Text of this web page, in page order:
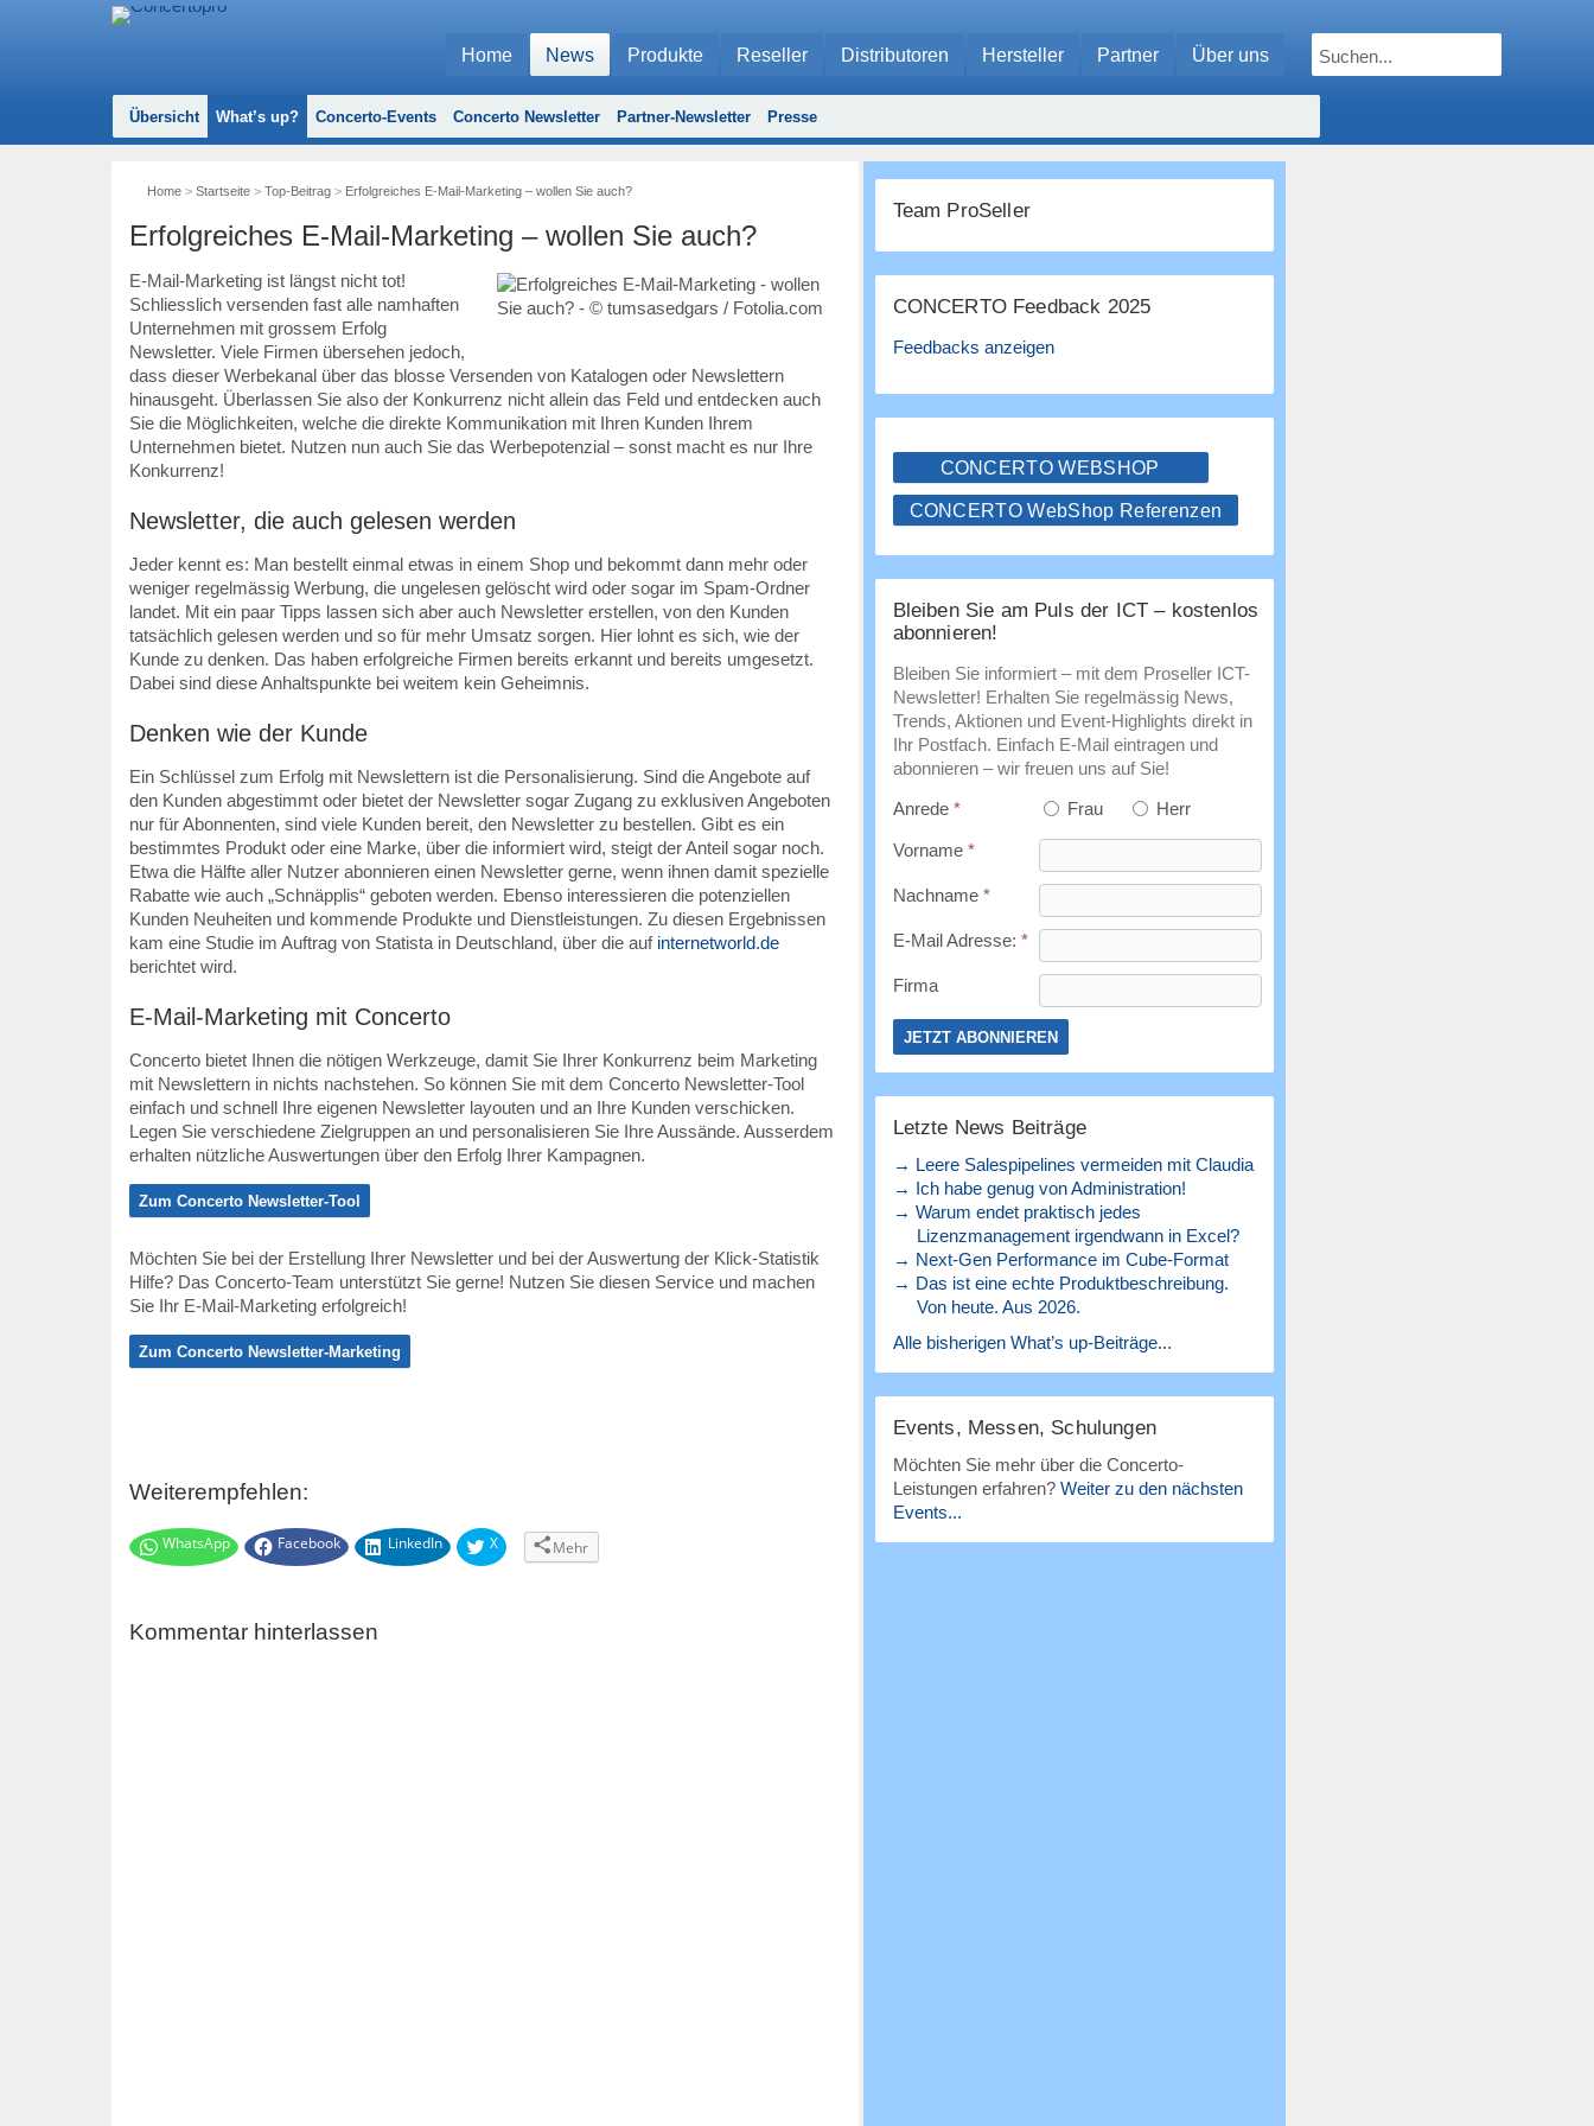
Home News Produkte Reseller Distributoren Hersteller Partner Über uns
Übersicht What’s up? Concerto-Events Concerto Newsletter Partner-Newsletter Presse
Home> Startseite> Top-Beitrag> Erfolgreiches E-Mail-Marketing – wollen Sie auch?
Erfolgreiches E-Mail-Marketing – wollen Sie auch?
E-Mail-Marketing ist längst nicht tot!
Schliesslich versenden fast alle namhaften
Unternehmen mit grossem Erfolg
Newsletter. Viele Firmen übersehen jedoch,
dass dieser Werbekanal über das blosse Versenden von Katalogen oder Newslettern
hinausgeht. Überlassen Sie also der Konkurrenz nicht allein das Feld und entdecken auch
Sie die Möglichkeiten, welche die direkte Kommunikation mit Ihren Kunden Ihrem
Unternehmen bietet. Nutzen nun auch Sie das Werbepotenzial – sonst macht es nur Ihre
Konkurrenz!
Newsletter, die auch gelesen werden
Jeder kennt es: Man bestellt einmal etwas in einem Shop und bekommt dann mehr oder
weniger regelmässig Werbung, die ungelesen gelöscht wird oder sogar im Spam-Ordner
landet. Mit ein paar Tipps lassen sich aber auch Newsletter erstellen, von den Kunden
tatsächlich gelesen werden und so für mehr Umsatz sorgen. Hier lohnt es sich, wie der
Kunde zu denken. Das haben erfolgreiche Firmen bereits erkannt und bereits umgesetzt.
Dabei sind diese Anhaltspunkte bei weitem kein Geheimnis.
Denken wie der Kunde
Ein Schlüssel zum Erfolg mit Newslettern ist die Personalisierung. Sind die Angebote auf
den Kunden abgestimmt oder bietet der Newsletter sogar Zugang zu exklusiven Angeboten
nur für Abonnenten, sind viele Kunden bereit, den Newsletter zu bestellen. Gibt es ein
bestimmtes Produkt oder eine Marke, über die informiert wird, steigt der Anteil sogar noch.
Etwa die Hälfte aller Nutzer abonnieren einen Newsletter gerne, wenn ihnen damit spezielle
Rabatte wie auch „Schnäpplis“ geboten werden. Ebenso interessieren die potenziellen
Kunden Neuheiten und kommende Produkte und Dienstleistungen. Zu diesen Ergebnissen
kam eine Studie im Auftrag von Statista in Deutschland, über die auf internetworld.de
berichtet wird.
E-Mail-Marketing mit Concerto
Concerto bietet Ihnen die nötigen Werkzeuge, damit Sie Ihrer Konkurrenz beim Marketing
mit Newslettern in nichts nachstehen. So können Sie mit dem Concerto Newsletter-Tool
einfach und schnell Ihre eigenen Newsletter layouten und an Ihre Kunden verschicken.
Legen Sie verschiedene Zielgruppen an und personalisieren Sie Ihre Aussände. Ausserdem
erhalten nützliche Auswertungen über den Erfolg Ihrer Kampagnen.
Zum Concerto Newsletter-Tool
Möchten Sie bei der Erstellung Ihrer Newsletter und bei der Auswertung der Klick-Statistik
Hilfe? Das Concerto-Team unterstützt Sie gerne! Nutzen Sie diesen Service und machen
Sie Ihr E-Mail-Marketing erfolgreich!
Zum Concerto Newsletter-Marketing
Weiterempfehlen:
WhatsApp Facebook LinkedIn X Mehr
Kommentar hinterlassen
Team ProSeller
CONCERTO Feedback 2025
Feedbacks anzeigen
CONCERTO WEBSHOP
CONCERTO WebShop Referenzen
Bleiben Sie am Puls der ICT – kostenlos
abonnieren!
Bleiben Sie informiert – mit dem Proseller ICT-
Newsletter! Erhalten Sie regelmässig News,
Trends, Aktionen und Event-Highlights direkt in
Ihr Postfach. Einfach E-Mail eintragen und
abonnieren – wir freuen uns auf Sie!
Anrede * Frau Herr
Vorname *
Nachname *
E-Mail Adresse: *
Firma
Letzte News Beiträge
→ Leere Salespipelines vermeiden mit Claudia
→ Ich habe genug von Administration!
→ Warum endet praktisch jedes
Lizenzmanagement irgendwann in Excel?
→ Next-Gen Performance im Cube-Format
→ Das ist eine echte Produktbeschreibung.
Von heute. Aus 2026.
Alle bisherigen What’s up-Beiträge...
Events, Messen, Schulungen
Möchten Sie mehr über die Concerto-
Leistungen erfahren? Weiter zu den nächsten
Events...